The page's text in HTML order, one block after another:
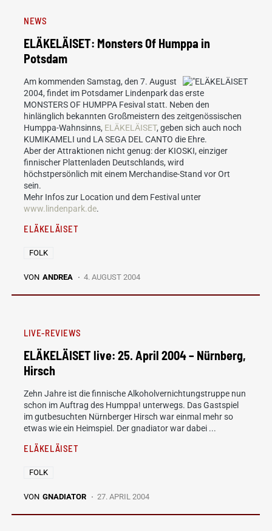
NEWS
ELÄKELÄISET: Monsters Of Humppa in
Potsdam
Am kommenden Samstag, den 7. August
2004, findet im Potsdamer Lindenpark das erste
MONSTERS OF HUMPPA Fesival statt. Neben den
hinlänglich bekannten Großmeistern des zeitgenössischen
Humppa-Wahnsinns, ELÄKELÄISET, geben sich auch noch
KUMIKAMELI und LA SEGA DEL CANTO die Ehre.
Aber der Attraktionen nicht genug: der KIOSKI, einziger
finnischer Plattenladen Deutschlands, wird
höchstpersönlich mit einem Merchandise-Stand vor Ort
sein.
Mehr Infos zur Location und dem Festival unter
www.lindenpark.de.
ELÄKELÄISET
FOLK
VON ANDREA 4. AUGUST 2004
LIVE-REVIEWS
ELÄKELÄISET live: 25. April 2004 – Nürnberg,
Hirsch
Zehn Jahre ist die finnische Alkoholvernichtungstruppe nun
schon im Auftrag des Humppa! unterwegs. Das Gastspiel
im gutbesuchten Nürnberger Hirsch war einmal mehr so
etwas wie ein Heimspiel. Der gnadiator war dabei ...
ELÄKELÄISET
FOLK
VON GNADIATOR 27. APRIL 2004